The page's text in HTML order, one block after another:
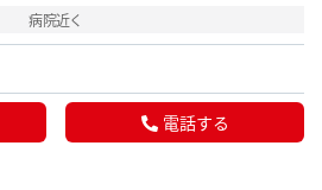
病院近く
電話する